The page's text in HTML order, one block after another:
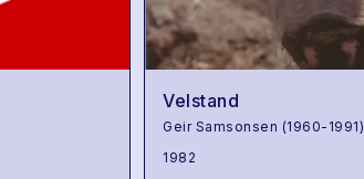
Velstand
Geir Samsonsen (1960-1991)
1982